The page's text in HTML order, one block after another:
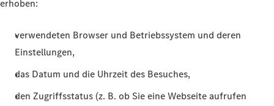
erhoben:
verwendeten Browser und Betriebssystem und deren
Einstellungen,
das Datum und die Uhrzeit des Besuches,
den Zugriffsstatus (z. B. ob Sie eine Webseite aufrufen